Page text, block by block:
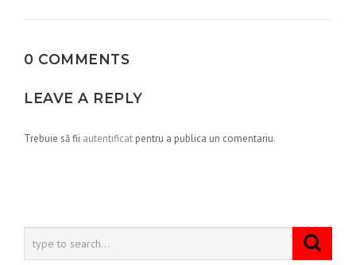
0 COMMENTS
LEAVE A REPLY
Trebuie să fii autentificat pentru a publica un comentariu.